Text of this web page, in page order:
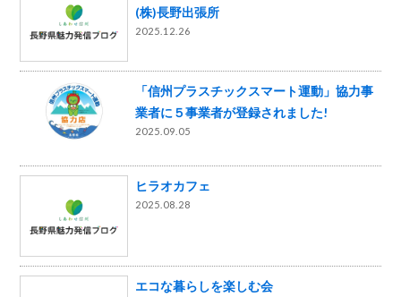
(株)長野出張所
2025.12.26
「信州プラスチックスマート運動」協力事
業者に５事業者が登録されました!
2025.09.05
ヒラオカフェ
2025.08.28
エコな暮らしを楽しむ会